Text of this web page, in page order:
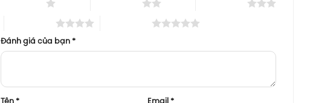
Đánh giá của bạn*